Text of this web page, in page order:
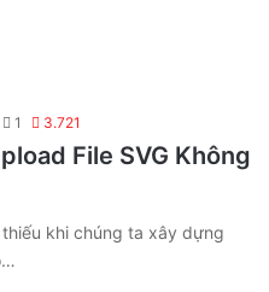
1 3.721
File SVG Không
khi chúng ta xây dựng